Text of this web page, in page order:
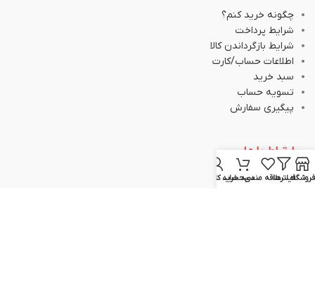
چگونه خرید کنم؟
شرایط پرداخت
شرایط بازگرداندن کالا
اطلاعات حساب/کارت
سبد خرید
تسویه حساب
پیگیری سفارش
ارتباط با ما
فروشگاهفیلترهاعلاقه مندیسبد خرید
حساب کاربری من